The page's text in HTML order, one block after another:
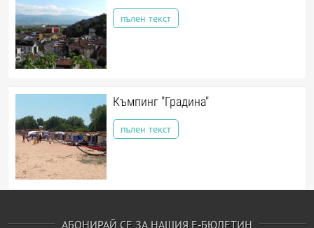
пълен текст
Къмпинг "Градина"
пълен текст
АБОНИРАЙ СЕ ЗА НАШИЯ Е-БЮЛЕТИН